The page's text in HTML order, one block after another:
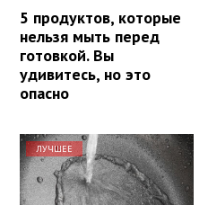
5 продуктов, которые
нельзя мыть перед
готовкой. Вы
удивитесь, но это
опасно
ЛУЧШЕЕ